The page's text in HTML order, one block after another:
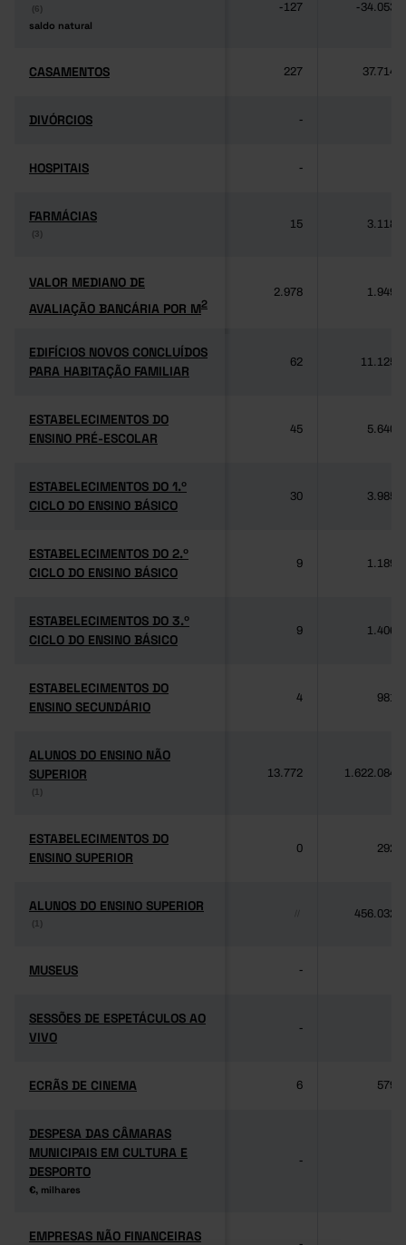
(6)
saldo natural
(6)
saldo natural
-127 -34.053
CASAMENTOS
CASAMENTOS 227 37.714
DIVÓRCIOS
DIVÓRCIOS -
HOSPITAIS
HOSPITAIS -
FARMÁCIAS
(3)
FARMÁCIAS
(3)
15 3.118
VALOR MEDIANO DE
AVALIAÇÃO BANCÁRIA POR M2
VALOR MEDIANO DE
AVALIAÇÃO BANCÁRIA POR M2
2.978 1.949
EDIFÍCIOS NOVOS CONCLUÍDOS
PARA HABITAÇÃO FAMILIAR
EDIFÍCIOS NOVOS CONCLUÍDOS
PARA HABITAÇÃO FAMILIAR
62 11.125
ESTABELECIMENTOS DO
ENSINO PRÉ-ESCOLAR
ESTABELECIMENTOS DO
ENSINO PRÉ-ESCOLAR
45 5.640
ESTABELECIMENTOS DO 1.º
CICLO DO ENSINO BÁSICO
ESTABELECIMENTOS DO 1.º
CICLO DO ENSINO BÁSICO
30 3.985
ESTABELECIMENTOS DO 2.º
CICLO DO ENSINO BÁSICO
ESTABELECIMENTOS DO 2.º
CICLO DO ENSINO BÁSICO
9 1.189
ESTABELECIMENTOS DO 3.º
CICLO DO ENSINO BÁSICO
ESTABELECIMENTOS DO 3.º
CICLO DO ENSINO BÁSICO
9 1.406
ESTABELECIMENTOS DO
ENSINO SECUNDÁRIO
ESTABELECIMENTOS DO
ENSINO SECUNDÁRIO
4 981
ALUNOS DO ENSINO NÃO
SUPERIOR
(1)
ALUNOS DO ENSINO NÃO
SUPERIOR
(1)
13.772 1.622.084
ESTABELECIMENTOS DO
ENSINO SUPERIOR
ESTABELECIMENTOS DO
ENSINO SUPERIOR
0 292
ALUNOS DO ENSINO SUPERIOR
(1)
ALUNOS DO ENSINO SUPERIOR
(1)
456.032
MUSEUS
MUSEUS -
SESSÕES DE ESPETÁCULOS AO
VIVO
SESSÕES DE ESPETÁCULOS AO
VIVO
-
ECRÃS DE CINEMA
ECRÃS DE CINEMA 6 579
DESPESA DAS CÂMARAS
MUNICIPAIS EM CULTURA E
DESPORTO
€, milhares
DESPESA DAS CÂMARAS
MUNICIPAIS EM CULTURA E
DESPORTO
€, milhares
-
EMPRESAS NÃO FINANCEIRAS
EMPRESAS NÃO FINANCEIRAS